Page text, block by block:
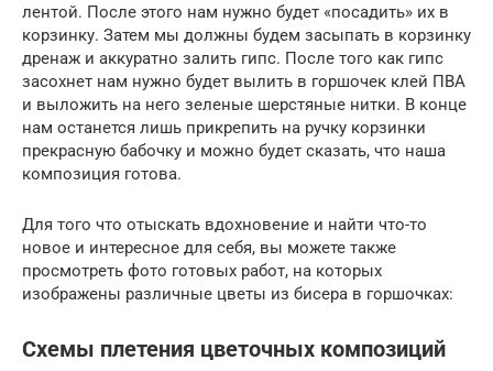
лентой. После этого нам нужно будет «посадить» их в
корзинку. Затем мы должны будем засыпать в корзинку
дренаж и аккуратно залить гипс. После того как гипс
засохнет нам нужно будет вылить в горшочек клей ПВА
и выложить на него зеленые шерстяные нитки. В конце
нам останется лишь прикрепить на ручку корзинки
прекрасную бабочку и можно будет сказать, что наша
композиция готова.
Для того что отыскать вдохновение и найти что-то
новое и интересное для себя, вы можете также
просмотреть фото готовых работ, на которых
изображены различные цветы из бисера в горшочках:
Схемы плетения цветочных композиций